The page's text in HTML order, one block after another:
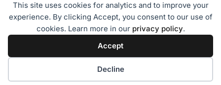
This site uses cookies for analytics and to improve your
experience. By clicking Accept, you consent to our use of
cookies. Learn more in our privacy policy.
Accept
Decline
Tentang Kami Redaksi Disclaimer
Privacy Policy
Pedoman Media Siber